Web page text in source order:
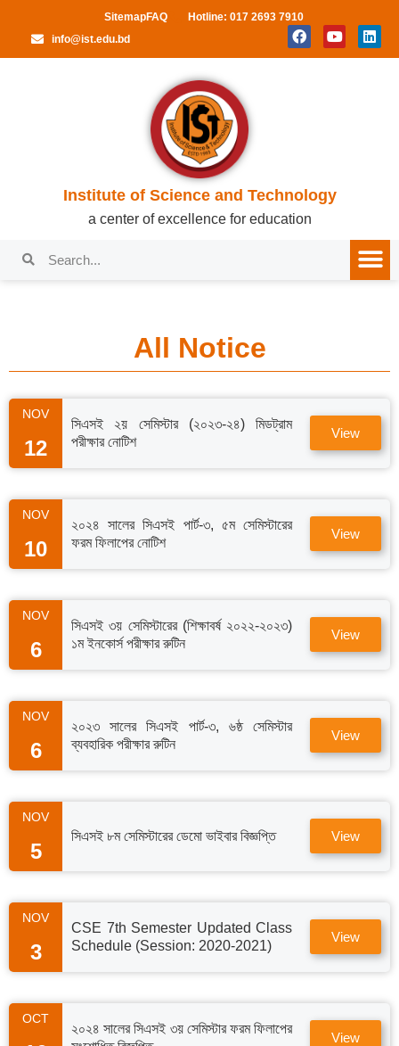
SitemapFAQ
Hotline: 017 2693 7910
info@ist.edu.bd
Institute of Science and Technology
a center of excellence for education
All Notice
NOV
12
সিএসই ২য় সেমিস্টার (২০২৩-২৪) মিডট্রাম
পরীক্ষার নোটিশ
View
NOV
10
২০২৪ সালের সিএসই পার্ট-৩, ৫ম সেমিস্টারের
ফরম ফিলাপের নোটিশ
View
NOV
6
সিএসই ৩য় সেমিস্টারের (শিক্ষাবর্ষ ২০২২-২০২৩)
১ম ইনকোর্স পরীক্ষার রুটিন
View
NOV
6
২০২৩ সালের সিএসই পার্ট-৩, ৬ষ্ঠ সেমিস্টার
ব্যবহারিক পরীক্ষার রুটিন
View
NOV
5
সিএসই ৮ম সেমিস্টারের ডেমো ভাইবার বিজ্ঞপ্তি View
NOV
3
CSE 7th Semester Updated Class
Schedule (Session: 2020-2021)
View
OCT
২০২৪ সালের সিএসই ৩য় সেমিস্টার ফরম ফিলাপের
View